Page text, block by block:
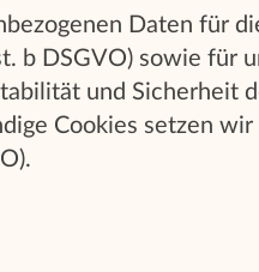
Daten für
b DSGVO) sowie für
und Sicherheit
Cookies setzen wir